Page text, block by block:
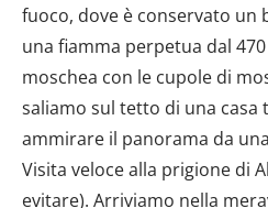
fuoco, dove è conservato un
una fiamma perpetua dal
moschea con le cupole di
saliamo sul tetto di una casa
ammirare il panorama da
Visita veloce alla prigione di
evitare). Arriviamo nella